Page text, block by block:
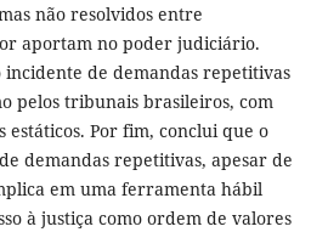
não resolvidos entre
aportam no poder judiciário.
incidente de demandas repetitivas
pelos tribunais brasileiros, com
estáticos. Por fim, conclui que o
demandas repetitivas, apesar de
em uma ferramenta hábil
à justiça como ordem de valores